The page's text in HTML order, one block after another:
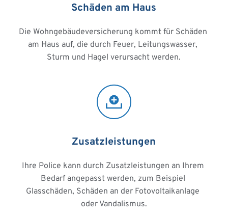
Schäden am Haus
Die Wohngebäudeversicherung kommt für Schäden
am Haus auf, die durch Feuer, Leitungswasser,
Sturm und Hagel verursacht werden.
Zusatzleistungen
Ihre Police kann durch Zusatzleistungen an Ihrem
Bedarf angepasst werden, zum Beispiel
Glasschäden, Schäden an der Fotovoltaikanlage
oder Vandalismus.